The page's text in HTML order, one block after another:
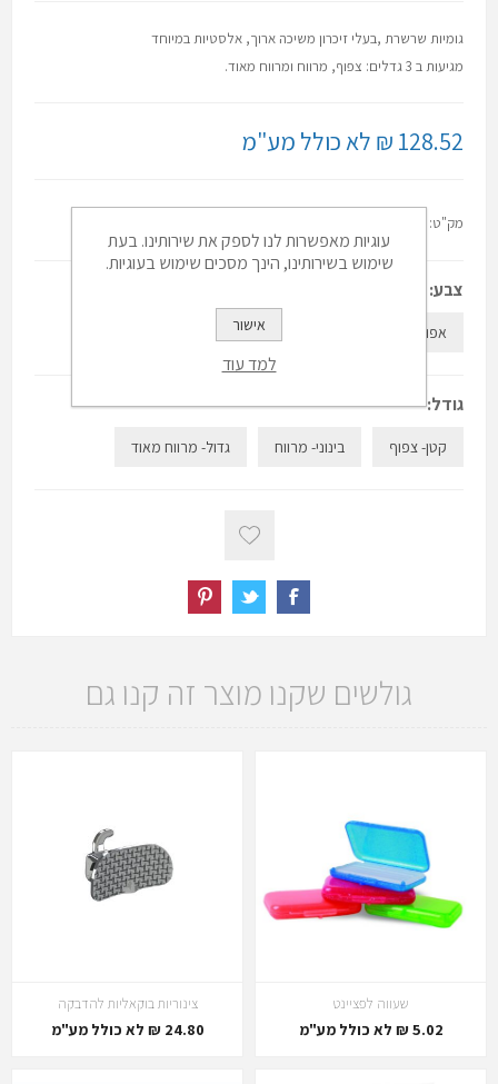
גומיות שרשרת ,בעלי זיכרון משיכה ארוך, אלסטיות במיוחד
מגיעות ב 3 גדלים: צפוף, מרווח ומרווח מאוד.
128.52 ₪ לא כולל מע"מ
מק"ט:
צבע:
אפור
גודל:*
קטן- צפוף בינוני- מרווח גדול- מרווח מאוד
גולשים שקנו מוצר זה קנו גם
שעווה לפציינט
5.02 ₪ לא כולל מע"מ
צינוריות בוקאליות להדבקה
24.80 ₪ לא כולל מע"מ
עוגיות מאפשרות לנו לספק את שירותינו. בעת
שימוש בשירותינו, הינך מסכים שימוש בעוגיות.
אישור
למד עוד